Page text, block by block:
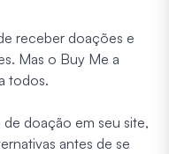
receber doações e
Mas o Buy Me a
todos.
doação em seu site,
antes de se